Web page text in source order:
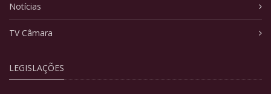
Notícias
TV Câmara
LEGISLAÇÕES